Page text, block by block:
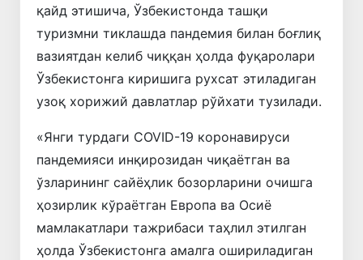
қайд этишича, Ўзбекистонда ташқи
туризмни тиклашда пандемия билан боғлиқ
вазиятдан келиб чиққан ҳолда фуқаролари
Ўзбекистонга киришига рухсат этиладиган
узоқ хорижий давлатлар рўйхати тузилади.
«Янги турдаги COVID-19 коронавируси
пандемияси инқирозидан чиқаётган ва
ўзларининг сайёҳлик бозорларини очишга
ҳозирлик кўраётган Европа ва Осиё
мамлакатлари тажрибаси таҳлил этилган
ҳолда Ўзбекистонга амалга ошириладиган